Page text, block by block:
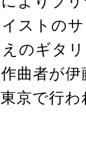
ストの
のギタ
曲者が
京で行